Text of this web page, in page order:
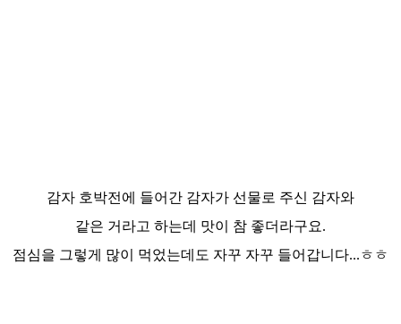
감자 호박전에 들어간 감자가 선물로 주신 감자와
같은 거라고 하는데 맛이 참 좋더라구요.
점심을 그렇게 많이 먹었는데도 자꾸 자꾸 들어갑니다...ㅎㅎ